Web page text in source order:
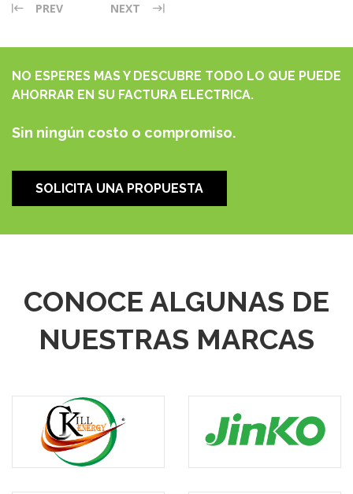
PREV NEXT
NO ESPERES MAS Y DESCUBRE TODO LO QUE PUEDE
AHORRAR EN SU FACTURA ELECTRICA.
Sin ningún costo o compromiso.
SOLICITA UNA PROPUESTA
CONOCE ALGUNAS DE
NUESTRAS MARCAS